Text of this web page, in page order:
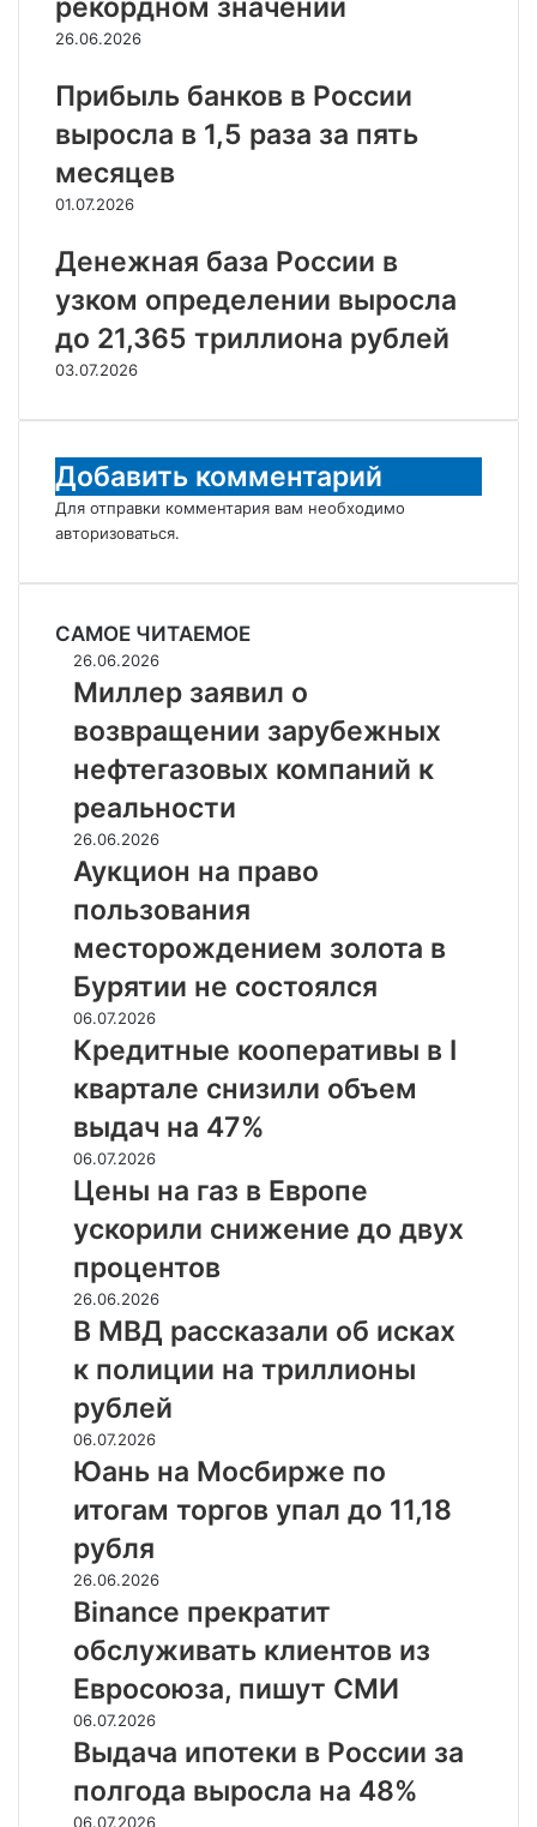
рекордном значении
26.06.2026
Прибыль банков в России
выросла в 1,5 раза за пять
месяцев
01.07.2026
Денежная база России в
узком определении выросла
до 21,365 триллиона рублей
03.07.2026
Добавить комментарий
Для отправки комментария вам необходимо
авторизоваться.
САМОЕ ЧИТАЕМОЕ
Миллер
заявил
возвращении
зарубежных
нефтегазовых
компаний
к
реальности
26.06.2026
Миллер заявил о
возвращении зарубежных
нефтегазовых компаний к
реальности
Аукцион
на
право
пользования
месторождением
золота
в
Бурятии
не
состоялся
26.06.2026
Аукцион на право
пользования
месторождением золота в
Бурятии не состоялся
Кредитные
кооперативы
квартале
снизили
объем
выдач
47%
06.07.2026
Кредитные кооперативы в I
квартале снизили объем
выдач на 47%
Цены
на
газ
в
Европе
ускорили
снижение
до
процентов
06.07.2026
Цены на газ в Европе
ускорили снижение до двух
процентов
В
МВД
рассказали
об
исках
к
полиции
на
рублей
26.06.2026
В МВД рассказали об исках
к полиции на триллионы
рублей
Юань
на
Мосбирже
по
итогам
торгов
упал
до
11,18
рубля
06.07.2026
Юань на Мосбирже по
итогам торгов упал до 11,18
рубля
Binance
прекратит
обслуживать
клиентов
из
Евросоюза,
пишут
СМИ
26.06.2026
Binance прекратит
обслуживать клиентов из
Евросоюза, пишут СМИ
Выдача
ипотеки
России
за
06.07.2026
Выдача ипотеки в России за
полгода выросла на 48%
В
06.07.2026